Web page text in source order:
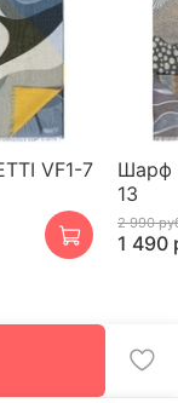
VF1-7
Шарф
13
2 990
1 490